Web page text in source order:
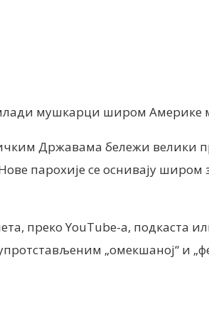
мушкарци широм Америке
Државама бележи велики
парохије се оснивају широм
преко YouTube-а,
„омекшаној“